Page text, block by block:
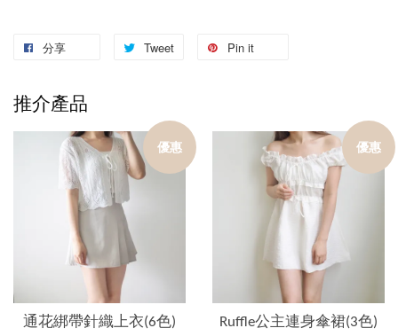
分享 Tweet Pin it
推介產品
優惠
通花綁帶針織上衣(6色)
優惠
Ruffle公主連身傘裙(3色)